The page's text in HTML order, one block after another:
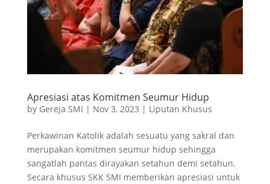
Apresiasi atas Komitmen Seumur Hidup
by Gereja SMI | Nov 3, 2023 | Liputan Khusus
Perkawinan Katolik adalah sesuatu yang sakral dan
merupakan komitmen seumur hidup sehingga
sangatlah pantas dirayakan setahun demi setahun.
Secara khusus SKK SMI memberikan apresiasi untuk